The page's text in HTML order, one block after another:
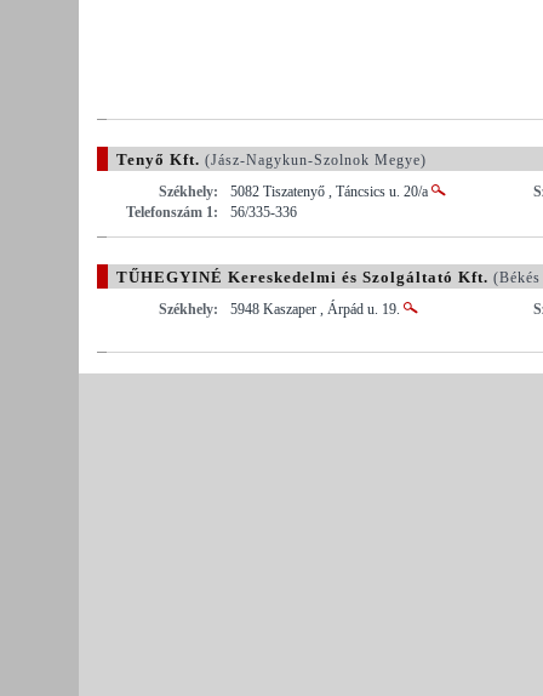
Tenyő Kft. (Jász-Nagykun-Szolnok Megye)
Székhely:
5082 Tiszatenyő , Táncsics u. 20/a
Telefonszám 1:
56/335-336
TŰHEGYINÉ Kereskedelmi és Szolgáltató Kft.
Székhely:
5948 Kaszaper , Árpád u. 19.